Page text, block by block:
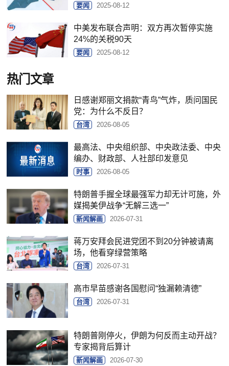
要闻 2025-08-12
中美发布联合声明：双方再次暂停实施
24%的关税90天
要闻 2025-08-12
热门文章
日感谢郑丽文捐款“青鸟”气炸，质问国民
党：为什么不反日？
台湾 2026-08-05
最高法、中央组织部、中央政法委、中央
编办、财政部、人社部印发意见
时事 2026-08-05
特朗普手握全球最强军力却无计可施，外
媒揭美伊战争“无解三选一”
新闻解画 2026-07-31
蒋万安拜会民进党团不到20分钟被请离
场，他看穿绿营策略
台湾 2026-07-31
高市早苗感谢各国慰问“独漏赖清德”
台湾 2026-07-31
特朗普刚停火，伊朗为何反而主动开战？
专家揭背后算计
新闻解画 2026-07-30